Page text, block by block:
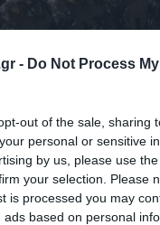
- Do Not Process
out of the sale, sharing
personal or sensitive
by us, please use
your selection. Please
is processed you may
ads based on personal
Μεραρχίες του
Στρατού
Ρωσία